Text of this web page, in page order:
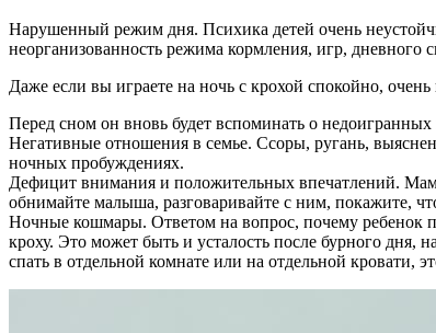
Нарушенный режим дня. Психика детей очень
неорганизованность режима кормления, игр, дневного
Даже если вы играете на ночь с крохой спокойно,
Перед сном он вновь будет вспоминать о
Негативные отношения в семье. Ссоры, ругань,
ночных пробуждениях.
Дефицит внимания и положительных впечатлений.
обнимайте малыша, разговаривайте с ним, покажите,
Ночные кошмары. Ответом на вопрос, почему ребенок
кроху. Это может быть и усталость после бурного
спать в отдельной комнате или на отдельной